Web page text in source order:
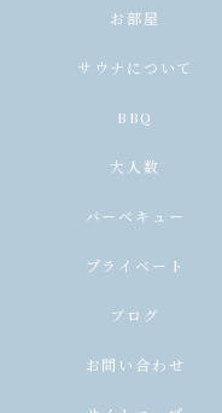
お部屋
サウナについて
BBQ
大人数
バーベキュー
プライベート
ブログ
お問い合わせ